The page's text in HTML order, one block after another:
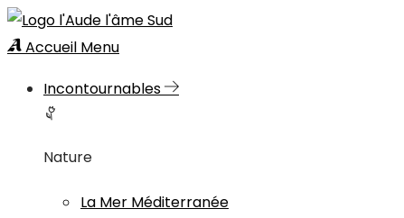
Accueil Menu
Incontournables
Nature
La Mer Méditerranée